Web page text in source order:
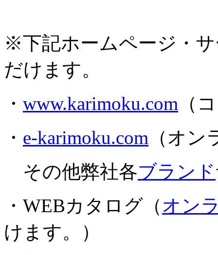
※下記ホームページ・
だけます。
・ www.karimoku.com （
・ e-karimoku.com （オ
その他弊社各ブランド
・WEBカタログ（オン
けます。）